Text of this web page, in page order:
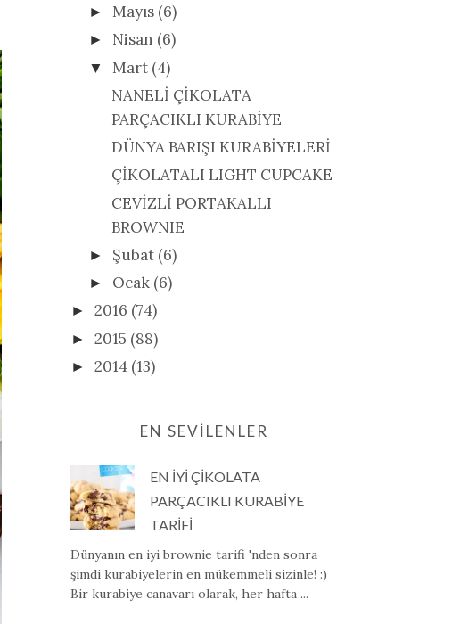
►Mayıs (6)
► Nisan (6)
▼ Mart (4)
NANELİ ÇİKOLATA
PARÇACIKLI KURABİYE
DÜNYA BARIŞI KURABİYELERİ
ÇİKOLATALI LIGHT CUPCAKE
CEVİZLİ PORTAKALLI
BROWNIE
► Şubat (6)
► Ocak (6)
► 2016 (74)
► 2015 (88)
► 2014 (13)
EN SEVİLENLER
EN İYİ ÇİKOLATA
PARÇACIKLI KURABİYE
TARİFİ
Dünyanın en iyi brownie tarifi 'nden sonra
şimdi kurabiyelerin en mükemmeli sizinle! :)
Bir kurabiye canavarı olarak, her hafta ...